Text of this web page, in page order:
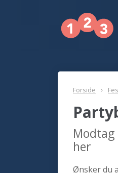
Forside
her
Ønsker du